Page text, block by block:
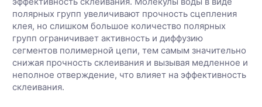
полярных групп увеличивают прочность сцепления
клея, но слишком большое количество полярных
групп ограничивает активность и диффузию
сегментов полимерной цепи, тем самым значительно
снижая прочность склеивания и вызывая медленное и
неполное отверждение, что влияет на эффективность
склеивания.